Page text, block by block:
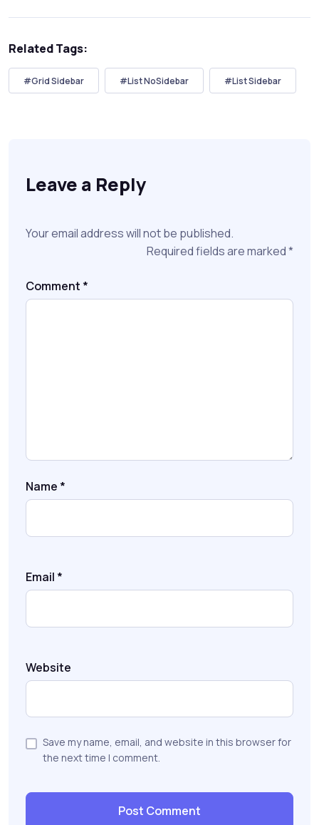
Related Tags:
#Grid Sidebar #List NoSidebar #List Sidebar
Leave a Reply
Your email address will not be published.
Required fields are marked*
Comment *
Name *
Email *
Website
Save my name, email, and website in this browser for
the next time I comment.